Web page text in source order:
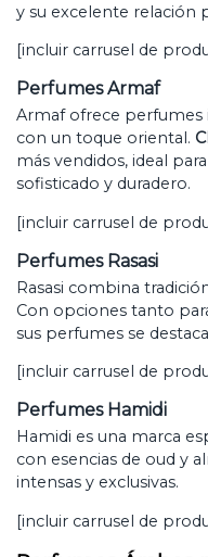
y su excelente relación
[incluir carrusel de
Perfumes Armaf
Armaf ofrece perfumes
con un toque oriental.
más vendidos, ideal
sofisticado y duradero.
[incluir carrusel de
Perfumes Rasasi
Rasasi combina
Con opciones tanto
sus perfumes se
[incluir carrusel de
Perfumes Hamidi
Hamidi es una marca
con esencias de oud y
intensas y exclusivas.
[incluir carrusel de